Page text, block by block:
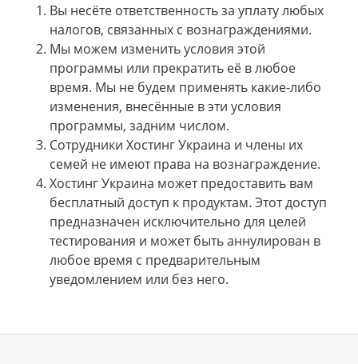
Вы несёте ответственность за уплату любых
налогов, связанных с вознаграждениями.
Мы можем изменить условия этой
программы или прекратить её в любое
время. Мы не будем применять какие-либо
изменения, внесённые в эти условия
программы, задним числом.
Сотрудники Хостинг Украина и члены их
семей не имеют права на вознаграждение.
Хостинг Украина может предоставить вам
бесплатный доступ к продуктам. Этот доступ
предназначен исключительно для целей
тестирования и может быть аннулирован в
любое время с предварительным
уведомлением или без него.